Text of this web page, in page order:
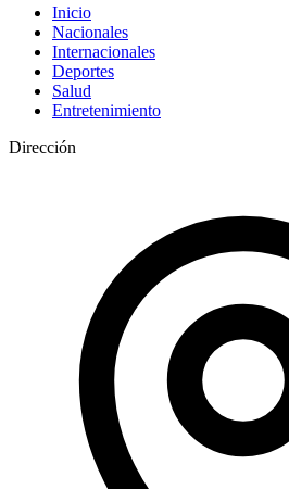
Inicio
Nacionales
Internacionales
Deportes
Salud
Entretenimiento
Dirección